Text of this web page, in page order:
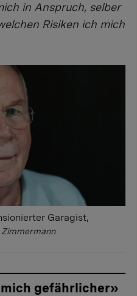
in Anspruch, selber
Risiken ich mich
Garagist,
Zimmermann
gefährlicher»